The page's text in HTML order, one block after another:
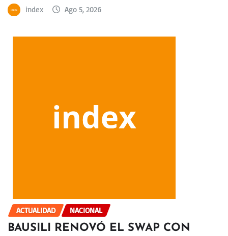
index Ago 5, 2026
ACTUALIDAD NACIONAL
BAUSILI RENOVÓ EL SWAP CON